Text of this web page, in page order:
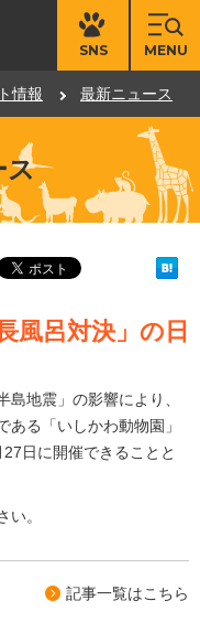
SNS MENU
情報 最新ニュース
ス
風呂対決」の日
地震」の影響により、
る「いしかわ動物園」
日に開催できることと
い。
記事⼀覧はこちら